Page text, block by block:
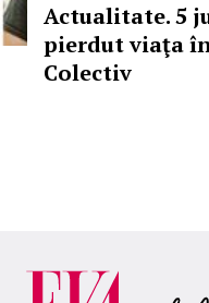
Actualitate. 5
pierdut viaţa
Colectiv